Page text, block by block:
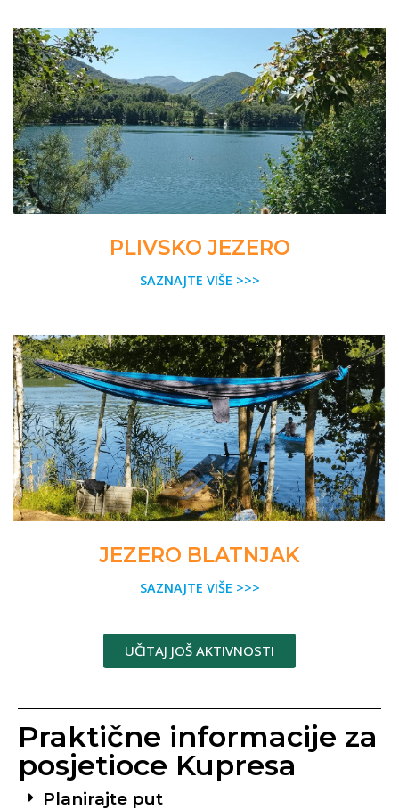
PLIVSKO JEZERO
SAZNAJTE VIŠE >>>
JEZERO BLATNJAK
SAZNAJTE VIŠE >>>
UČITAJ JOŠ AKTIVNOSTI
Praktične informacije za
posjetioce Kupresa
Planirajte put